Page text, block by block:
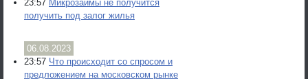
23:57 Микрозаймы не получится
получить под залог жилья
06.08.2023
23:57 Что происходит со спросом и
предложением на московском рынке